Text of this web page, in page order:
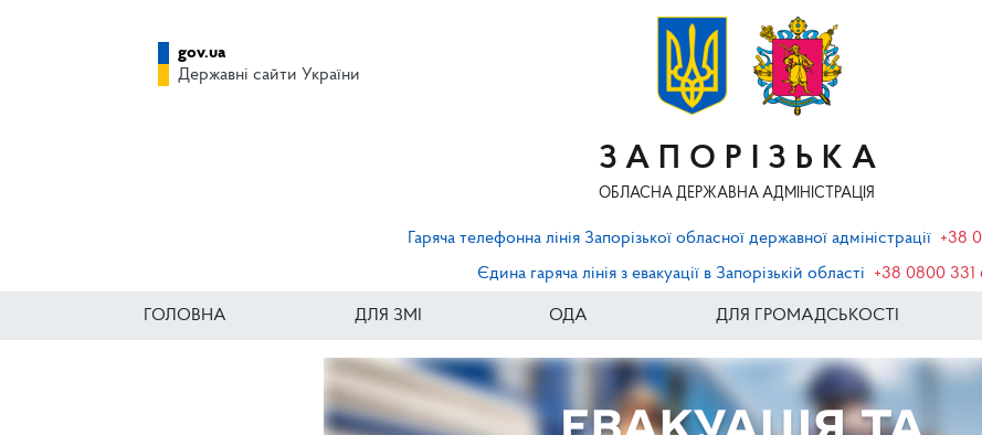
ЗАПОРІЗЬКА
ОБЛАСНА ДЕРЖАВНА АДМІНІСТРАЦІЯ
gov.ua
Державні сайти України
Гаряча телефонна лінія Запорізької обласної державної адміністрації +38
Єдина гаряча лінія з евакуації в Запорізькій області
+38 0800 331
ГОЛОВНА ДЛЯ ЗМІ ОДА ДЛЯ ГРОМАДСЬКОСТІ